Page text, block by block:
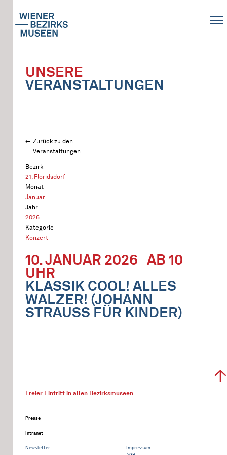
UNSERE
VERANSTALTUNGEN
Zurück zu den
Veranstaltungen
Bezirk
21. Floridsdorf
Monat
Januar
Jahr
2026
Kategorie
Konzert
10. JANUAR 2026 AB 10
UHR
KLASSIK COOL! ALLES
WALZER! (JOHANN
STRAUSS FÜR KINDER)
Freier Eintritt in allen Bezirksmuseen
Presse
Intranet
Newsletter
Impressum